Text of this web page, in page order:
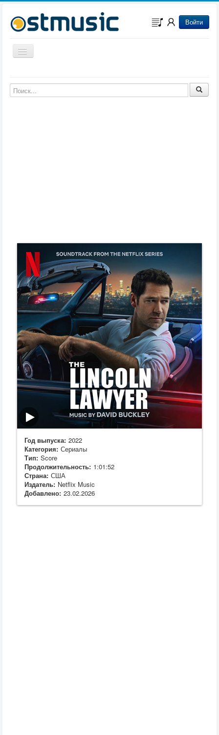
Войти
Включить/выключить навигацию
Музыка из мультфильмов
Музыка из сериалов
Год выпуска: 2022
Категория: Сериалы
Тип: Score
Продолжительность: 1:01:52
Страна: США
Издатель: Netflix Music
Добавлено: 23.02.2026